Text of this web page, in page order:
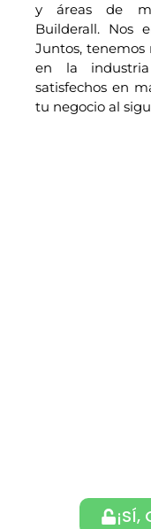
y áreas de
Builderall. Nos
Juntos, tenemos
en la
satisfechos en
tu negocio al
¡SÍ,